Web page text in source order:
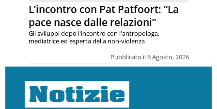
L’incontro con Pat Patfoort: “La
pace nasce dalle relazioni”
Pubblicato il 6 Agosto, 2026
Gli sviluppi dopo l'incontro con l'antropologa,
mediatrice ed esperta della non-violenza